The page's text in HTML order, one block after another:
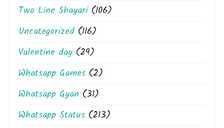
Two Line Shayari(106)
Uncategorized (116)
Valentine day (29)
Whatsapp Games (2)
Whatsapp Gyan (31)
Whatsapp Status (213)